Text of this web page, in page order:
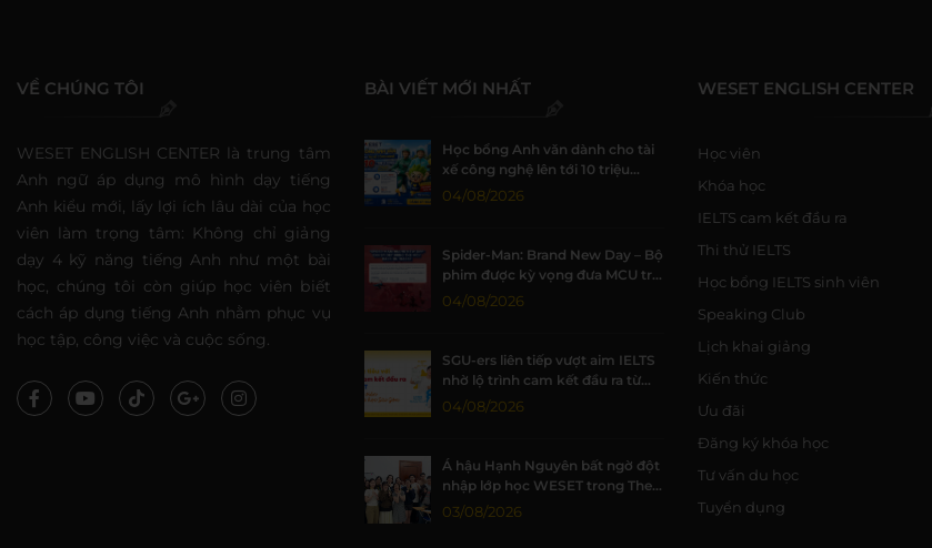
VỀ CHÚNG TÔI
WESET ENGLISH CENTER là trung tâm
Anh ngữ áp dụng mô hình dạy tiếng
Anh kiểu mới, lấy lợi ích lâu dài của học
viên làm trọng tâm: Không chỉ giảng
dạy 4 kỹ năng tiếng Anh như một bài
học, chúng tôi còn giúp học viên biết
cách áp dụng tiếng Anh nhằm phục vụ
học tập, công việc và cuộc sống.
BÀI VIẾT MỚI NHẤT
Học bổng Anh văn dành cho tài
xế công nghệ lên tới 10 triệu
đồng tại WESET
04/08/2026
Spider-Man: Brand New Day – Bộ
phim được kỳ vọng đưa MCU trở
lại thời kỳ đỉnh cao
04/08/2026
SGU-ers liên tiếp vượt aim IELTS
nhờ lộ trình cam kết đầu ra từ
WESET
04/08/2026
Á hậu Hạnh Nguyên bất ngờ đột
nhập lớp học WESET trong The
WESET Bestie tập 3
03/08/2026
WESET ENGLISH CENTER
Học viên
Khóa học
IELTS cam kết đầu ra
Thi thử IELTS
Học bổng IELTS sinh viên
Speaking Club
Lịch khai giảng
Kiến thức
Ưu đãi
Đăng ký khóa học
Tư vấn du học
Tuyển dụng